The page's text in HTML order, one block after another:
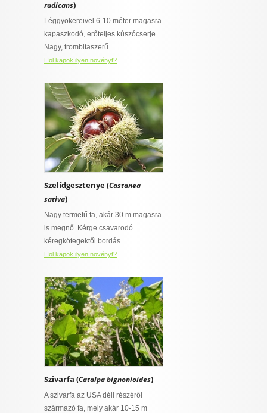
radicans)
Léggyökereivel 6-10 méter magasra
kapaszkodó, erőteljes kúszócserje.
Nagy, trombitaszerű..
Hol kapok ilyen növényt?
Szelídgesztenye (Castanea
sativa)
Nagy termetű fa, akár 30 m magasra
is megnő. Kérge csavarodó
kéregkötegektől bordás...
Hol kapok ilyen növényt?
Szivarfa (Catalpa bignonioides)
A szivarfa az USA déli részéről
származó fa, mely akár 10-15 m